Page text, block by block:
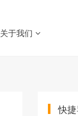
关于我们
快